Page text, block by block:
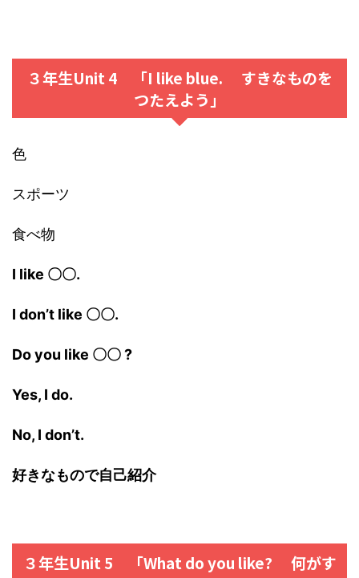
３年生Unit 4 「I like blue. すきなものを
つたえよう」
色
スポーツ
食べ物
I like 〇〇.
I don’t like 〇〇.
Do you like 〇〇 ?
Yes, I do.
No, I don’t.
好きなもので自己紹介
３年生Unit 5 「What do you like? 何がす